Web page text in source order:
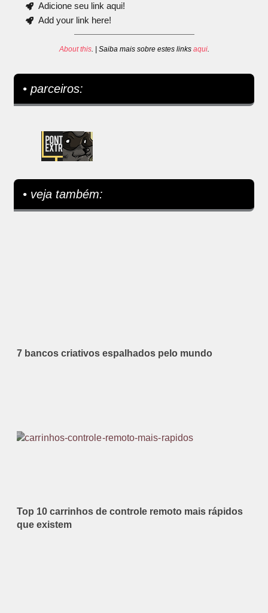
Adicione seu link aqui!
Add your link here!
About this. | Saiba mais sobre estes links aqui.
• parceiros:
• veja também:
7 bancos criativos espalhados pelo mundo
Top 10 carrinhos de controle remoto mais rápidos
que existem